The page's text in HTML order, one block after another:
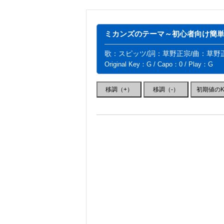
ミカンズのテーマ～初心者向け簡
歌：スピッツ/詞：草野正宗/曲：草野
Original Key：G / Capo：0 / Play：G